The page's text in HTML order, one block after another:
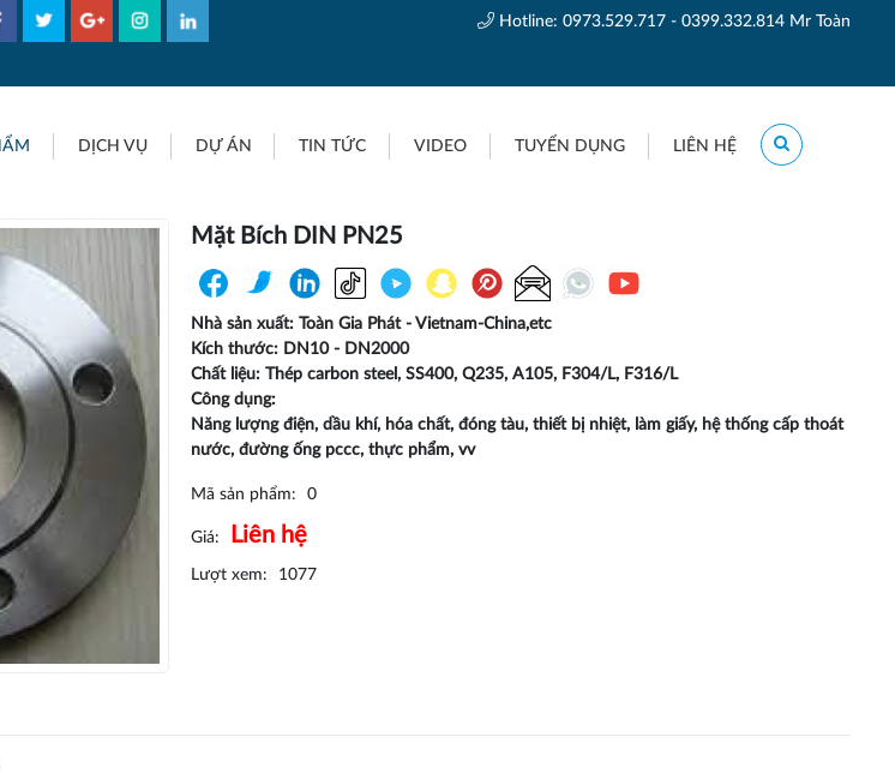
Hotline: 0973.529.717 - 0399.332.814 Mr Toàn
DỊCH VỤ DỰ ÁN TIN TỨC VIDEO TUYỂN DỤNG LIÊN HỆ
Mặt Bích DIN PN25
Nhà sản xuất: Toàn Gia Phát - Vietnam-China,etc
Kích thước: DN10 - DN2000
Chất liệu: Thép carbon steel, SS400, Q235, A105, F304/L, F316/L
Công dụng:
Năng lượng điện, dầu khí, hóa chất, đóng tàu, thiết bị nhiệt, làm giấy, hệ thống cấp thoát
nước, đường ống pccc, thực phẩm, vv
Mã sản phẩm: 0
Giá: Liên hệ
Lượt xem: 1077